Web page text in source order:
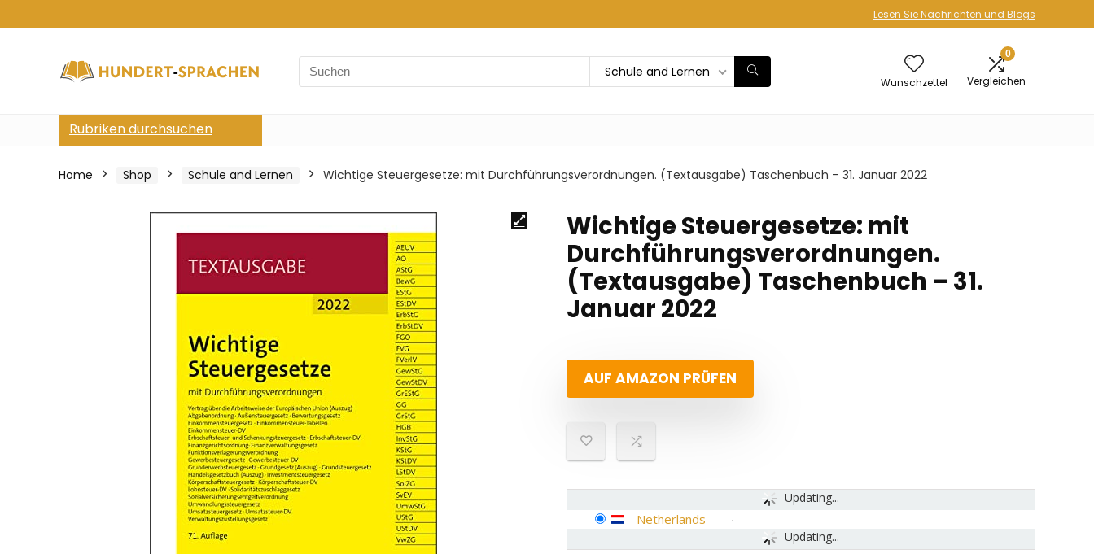
Lesen Sie Nachrichten und Blogs
Search
for:
Schule and Lernen
Wunschzettel
0
Vergleichen
Rubriken durchsuchen
Home Shop Schule and Lernen Wichtige Steuergesetze: mit Durchführungsverordnungen. (Textausgabe) Taschenbuch – 31. Januar 2022
Wichtige Steuergesetze: mit
Durchführungsverordnungen.
(Textausgabe) Taschenbuch – 31.
Januar 2022
AUF AMAZON PRÜFEN
Updating...
Updating...
Netherlands -